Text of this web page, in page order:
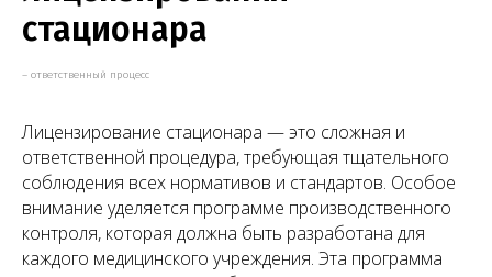
стационара
– ответственный процесс
Лицензирование стационара — это сложная и
ответственной процедура, требующая тщательного
соблюдения всех нормативов и стандартов. Особое
внимание уделяется программе производственного
контроля, которая должна быть разработана для
каждого медицинского учреждения. Эта программа
Нужна консультация юриста
по лицензированию?
Получение лицензии
вам по электронной почте в цифровом